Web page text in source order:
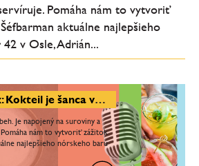
Pomáha nám to vytvoriť
aktuálne najlepšieho
v Osle, Adrián...
Adrián Michalčík: Kokteil je šanca vytvoriť unikátny zážitok
Je napojený na suroviny a
nám to vytvoriť zážitok
najlepšieho nórskeho baru